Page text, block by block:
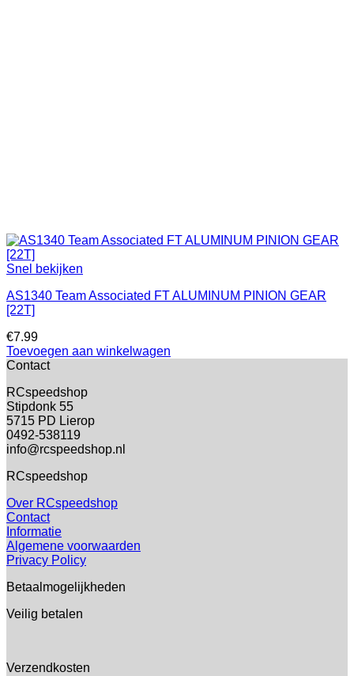
Snel bekijken
AS1340 Team Associated FT ALUMINUM PINION GEAR
[22T]
€7.99
Toevoegen aan winkelwagen
Contact
RCspeedshop
Stipdonk 55
5715 PD Lierop
0492-538119
info@rcspeedshop.nl
RCspeedshop
Over RCspeedshop
Contact
Informatie
Algemene voorwaarden
Privacy Policy
Betaalmogelijkheden
Veilig betalen
Verzendkosten